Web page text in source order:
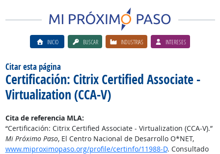
INICIO BUSCAR INDUSTRIAS INTERESES
Citar esta página
Certificación: Citrix Certified Associate -
Virtualization (CCA-V)
Cita de referencia MLA:
“Certificación: Citrix Certified Associate - Virtualization (CCA-V).”
Mi Próximo Paso, El Centro Nacional de Desarrollo O*NET,
www.miproximopaso.org/profile/certinfo/11988-D. Consultado